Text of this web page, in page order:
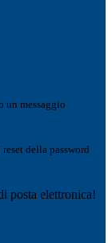
un messaggio
della password
posta elettronica!